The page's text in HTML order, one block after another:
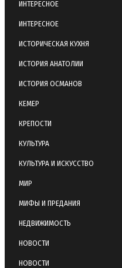
ИНТЕРЕСНОЕ
ИНТЕРЕСНОЕ
ИСТОРИЧЕСКАЯ КУХНЯ
ИСТОРИЯ АНАТОЛИИ
ИСТОРИЯ ОСМАНОВ
КЕМЕР
КРЕПОСТИ
КУЛЬТУРА
КУЛЬТУРА И ИСКУССТВО
МИР
МИФЫ И ПРЕДАНИЯ
НЕДВИЖИМОСТЬ
НОВОСТИ
НОВОСТИ